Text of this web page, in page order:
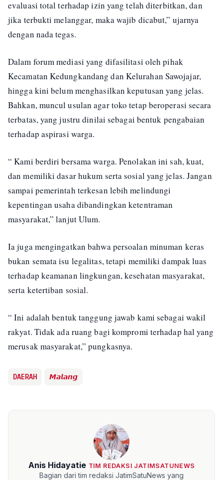
evaluasi total terhadap izin yang telah diterbitkan, dan
jika terbukti melanggar, maka wajib dicabut,” ujarnya
dengan nada tegas.
Dalam forum mediasi yang difasilitasi oleh pihak
Kecamatan Kedungkandang dan Kelurahan Sawojajar,
hingga kini belum menghasilkan keputusan yang jelas.
Bahkan, muncul usulan agar toko tetap beroperasi secara
terbatas, yang justru dinilai sebagai bentuk pengabaian
terhadap aspirasi warga.
“ Kami berdiri bersama warga. Penolakan ini sah, kuat,
dan memiliki dasar hukum serta sosial yang jelas. Jangan
sampai pemerintah terkesan lebih melindungi
kepentingan usaha dibandingkan ketentraman
masyarakat,” lanjut Ulum.
Ia juga mengingatkan bahwa persoalan minuman keras
bukan semata isu legalitas, tetapi memiliki dampak luas
terhadap keamanan lingkungan, kesehatan masyarakat,
serta ketertiban sosial.
“ Ini adalah bentuk tanggung jawab kami sebagai wakil
rakyat. Tidak ada ruang bagi kompromi terhadap hal yang
merusak masyarakat,” pungkasnya.
DAERAH 𝙈𝙖𝙡𝙖𝙣𝙜
Anis Hidayatie TIM REDAKSI JATIMSATUNEWS
Bagian dari tim redaksi JatimSatuNews yang